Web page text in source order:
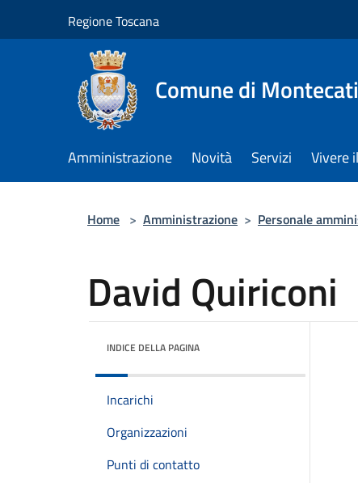
Regione Toscana
Comune di
Amministrazione Novità Servizi Vivere
Home > Amministrazione > Personale
David Quiriconi
INDICE DELLA PAGINA
Incarichi
Organizzazioni
Punti di contatto